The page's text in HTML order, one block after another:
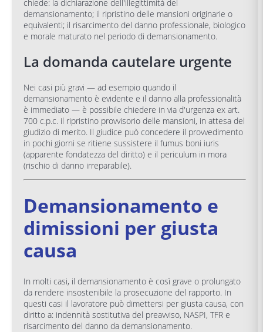
chiede: la dichiarazione dell'illegittimità del
demansionamento; il ripristino delle mansioni originarie o
equivalenti; il risarcimento del danno professionale, biologico
e morale maturato nel periodo di demansionamento.
La domanda cautelare urgente
Nei casi più gravi — ad esempio quando il
demansionamento è evidente e il danno alla professionalità
è immediato — è possibile chiedere in via d'urgenza ex art.
700 c.p.c. il ripristino provvisorio delle mansioni, in attesa del
giudizio di merito. Il giudice può concedere il provvedimento
in pochi giorni se ritiene sussistere il fumus boni iuris
(apparente fondatezza del diritto) e il periculum in mora
(rischio di danno irreparabile).
Demansionamento e
dimissioni per giusta
causa
In molti casi, il demansionamento è così grave o prolungato
da rendere insostenibile la prosecuzione del rapporto. In
questi casi il lavoratore può dimettersi per giusta causa, con
diritto a: indennità sostitutiva del preavviso, NASPI, TFR e
risarcimento del danno da demansionamento.